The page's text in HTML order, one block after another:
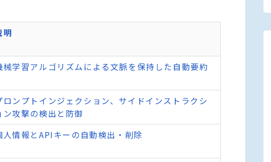
明
械学習アルゴリズムによる文脈を保持した自動要約
ロンプトインジェクション、サイドインストラクシ
ン攻撃の検出と防御
人情報とAPIキーの自動検出・削除